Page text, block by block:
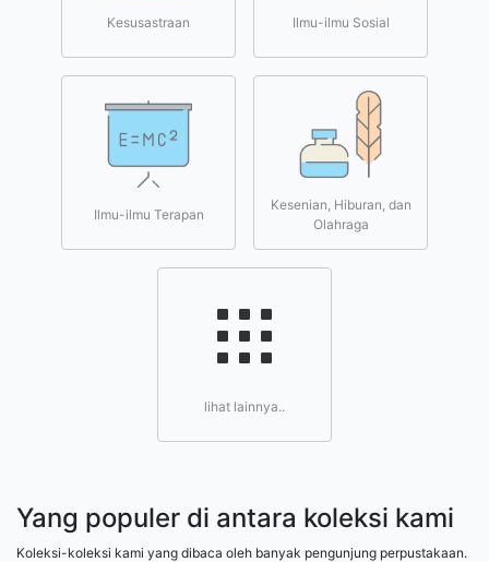
Kesusastraan Ilmu-ilmu Sosial
Ilmu-ilmu Terapan
Kesenian, Hiburan, dan
Olahraga
lihat lainnya..
Yang populer di antara koleksi kami
Koleksi-koleksi kami yang dibaca oleh banyak pengunjung perpustakaan.